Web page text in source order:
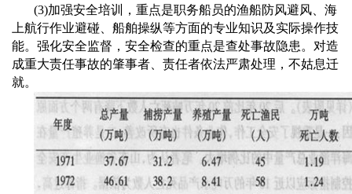
(3)加强安全培训，重点是职务船员的渔船防风避风、海
上航行作业避碰、船舶操纵等方面的专业知识及实际操作技
能。强化安全监督，安全检查的重点是查处事故隐患。对造
成重大责任事故的肇事者、责任者依法严肃处理，不姑息迁
就。